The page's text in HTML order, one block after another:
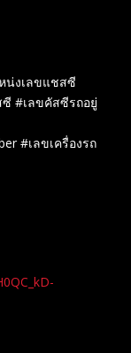
น่งเลขแชสซี
#เลขคัสซีรถอยู่
#เลขเครื่องรถ